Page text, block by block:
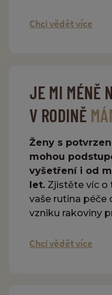
Chci vědět více
JE MI MÉNĚ
V RODINĚ
Ženy s
mohou
vyšetření i od
let. Zjistěte víc o
vaše rutina péče
vzniku rakoviny
Chci vědět více